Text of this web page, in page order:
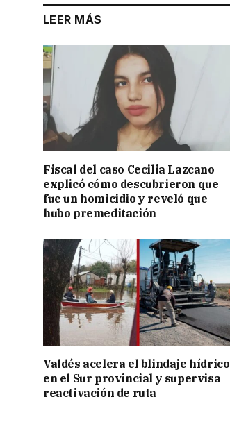
LEER MÁS
Fiscal del caso Cecilia Lazcano
explicó cómo descubrieron que
fue un homicidio y reveló que
hubo premeditación
Valdés acelera el blindaje hídrico
en el Sur provincial y supervisa
reactivación de ruta